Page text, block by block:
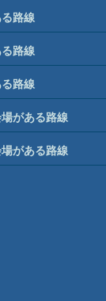
路線
路線
路線
がある路線
がある路線